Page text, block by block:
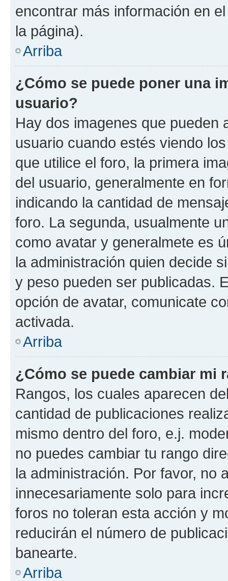
encontrar más información en
la página).
Arriba
¿Cómo se puede poner una
usuario?
Hay dos imagenes que pueden
usuario cuando estés viendo
que utilice el foro, la primera
del usuario, generalmente en
indicando la cantidad de
foro. La segunda, usualmente
como avatar y generalmete es
la administración quien decide
y peso pueden ser publicadas.
opción de avatar, comunicate
activada.
Arriba
¿Cómo se puede cambiar mi
Rangos, los cuales aparecen
cantidad de publicaciones
mismo dentro del foro, e.j.
no puedes cambiar tu rango
la administración. Por favor, no
innecesariamente solo para
foros no toleran esta acción y
reducirán el número de
banearte.
Arriba